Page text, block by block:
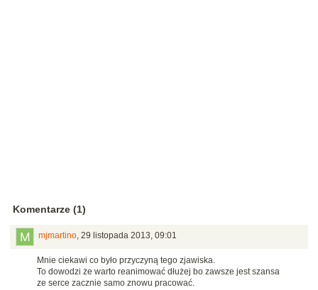
Komentarze (1)
mjmartino, 29 listopada 2013, 09:01
Mnie ciekawi co było przyczyną tego zjawiska.
To dowodzi że warto reanimować dłużej bo zawsze jest szansa
ze serce zacznie samo znowu pracować.